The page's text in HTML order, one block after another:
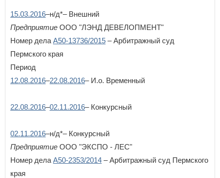
Республика Калмыкия
Республика Карелия
Республика Крым
Республика Марий Эл
Республика Мордовия
Республика Северная Осетия - Алания
Республика Тыва
Рязанская область
С
Самарская область
15.03.2016–н/д*– Внешний
Предприятие ООО "ЛЭНД ДЕВЕЛОПМЕНТ"
Номер дела А50-13736/2015 – Арбитражный суд
Пермского края
Период
12.08.2016–22.08.2016– И.о. Временный
22.08.2016–02.11.2016– Конкурсный
02.11.2016–н/д*– Конкурсный
Предприятие ООО "ЭКСПО - ЛЕС"
Номер дела А50-2353/2014 – Арбитражный суд Пермского
края
Заголовок модального окна
Имя пользователя: